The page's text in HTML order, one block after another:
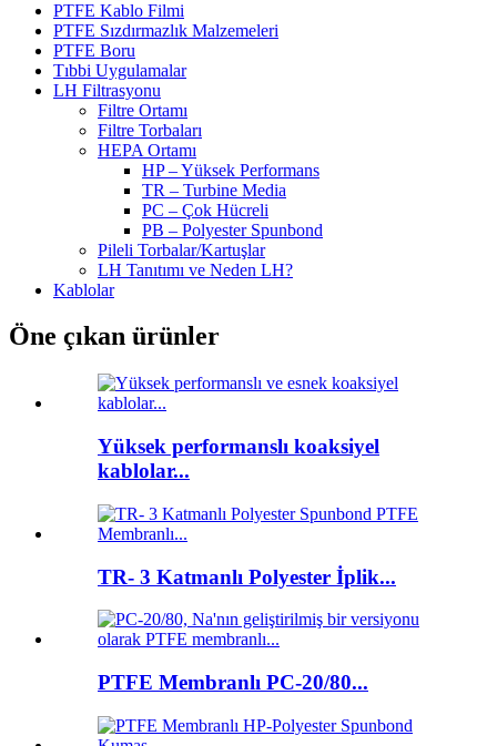
PTFE Kablo Filmi
PTFE Sızdırmazlık Malzemeleri
PTFE Boru
Tıbbi Uygulamalar
LH Filtrasyonu
Filtre Ortamı
Filtre Torbaları
HEPA Ortamı
HP – Yüksek Performans
TR – Turbine Media
PC – Çok Hücreli
PB – Polyester Spunbond
Pileli Torbalar/Kartuşlar
LH Tanıtımı ve Neden LH?
Kablolar
Öne çıkan ürünler
Yüksek performanslı koaksiyel
kablolar...
TR- 3 Katmanlı Polyester İplik...
PTFE Membranlı PC-20/80...